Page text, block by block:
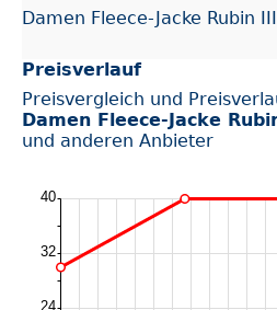
Damen Fleece-Jacke Rubin III
Preisverlauf
Preisvergleich und
Damen Fleece-Jacke
und anderen Anbieter